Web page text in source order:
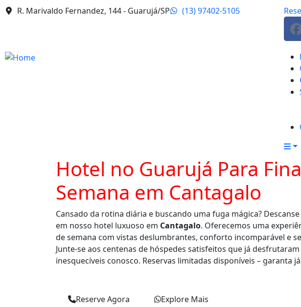
R. Marivaldo Fernandez, 144 - Guarujá/SP (13) 97402-5105
Hotel no Guarujá Para
Semana em Cantagalo
Cansado da rotina diária e buscando uma fuga mágica?
em nosso hotel luxuoso em Cantagalo. Oferecemos uma
de semana com vistas deslumbrantes, conforto incomparável e
Junte-se aos centenas de hóspedes satisfeitos que já
inesquecíveis conosco. Reservas limitadas disponíveis – garanta
Reserve Agora Explore Mais